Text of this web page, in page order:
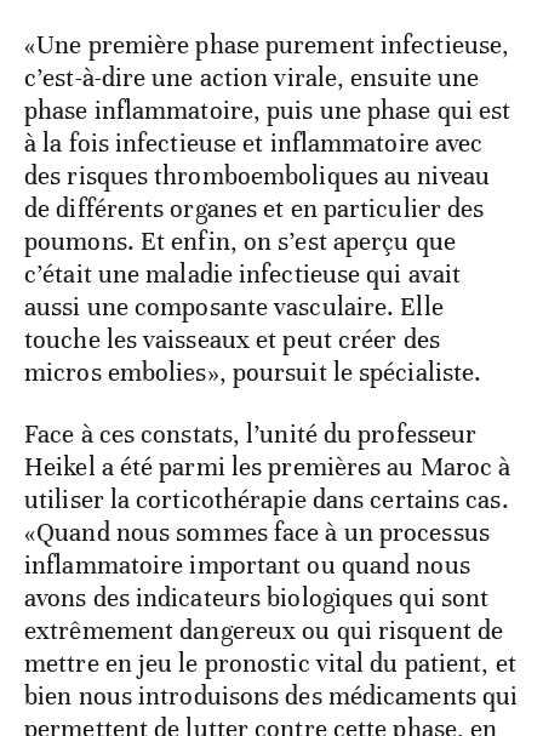
«Une première phase purement infectieuse,
c’est-à-dire une action virale, ensuite une
phase inflammatoire, puis une phase qui est
à la fois infectieuse et inflammatoire avec
des risques thromboemboliques au niveau
de différents organes et en particulier des
poumons. Et enfin, on s’est aperçu que
c’était une maladie infectieuse qui avait
aussi une composante vasculaire. Elle
touche les vaisseaux et peut créer des
micros embolies», poursuit le spécialiste.
Face à ces constats, l’unité du professeur
Heikel a été parmi les premières au Maroc à
utiliser la corticothérapie dans certains cas.
«Quand nous sommes face à un processus
inflammatoire important ou quand nous
avons des indicateurs biologiques qui sont
extrêmement dangereux ou qui risquent de
mettre en jeu le pronostic vital du patient, et
bien nous introduisons des médicaments qui
permettent de lutter contre cette phase, en